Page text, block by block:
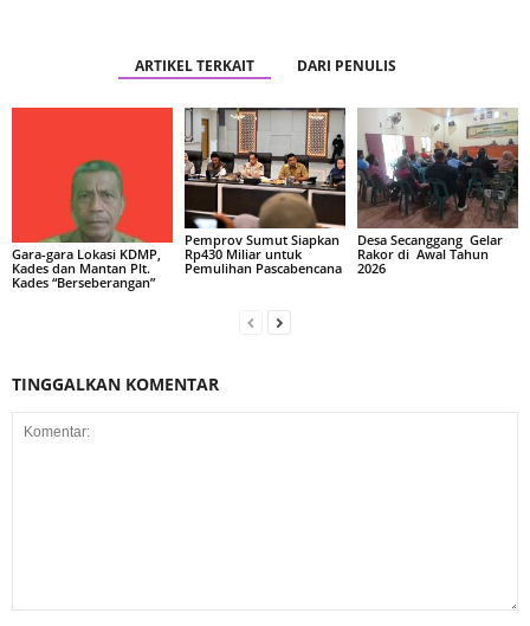
ARTIKEL TERKAIT DARI PENULIS
Gara-gara Lokasi KDMP,
Kades dan Mantan Plt.
Kades “Berseberangan”
Pemprov Sumut Siapkan
Rp430 Miliar untuk
Pemulihan Pascabencana
Desa Secanggang Gelar
Rakor di Awal Tahun
2026
TINGGALKAN KOMENTAR